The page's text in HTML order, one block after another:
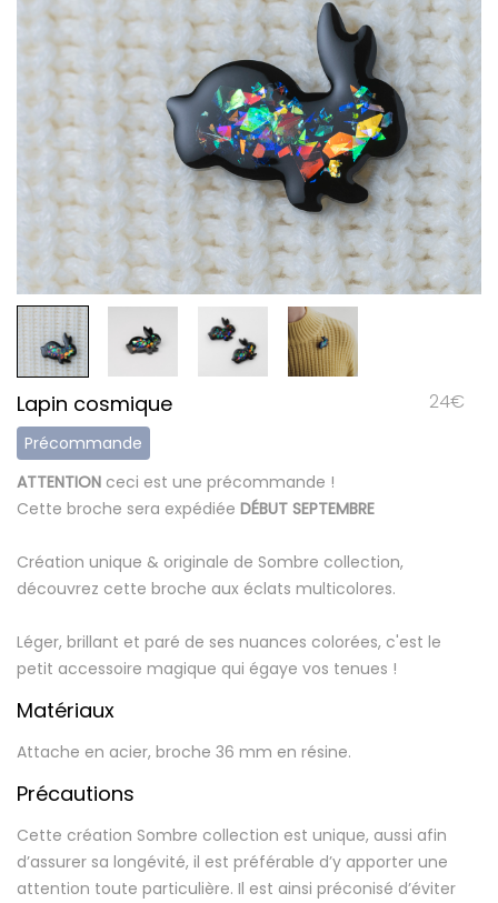
Lapin cosmique 24€
Précommande
ATTENTION ceci est une précommande !
Cette broche sera expédiée DÉBUT SEPTEMBRE
Création unique & originale de Sombre collection,
découvrez cette broche aux éclats multicolores.
Léger, brillant et paré de ses nuances colorées, c'est le
petit accessoire magique qui égaye vos tenues !
Matériaux
Attache en acier, broche 36 mm en résine.
Précautions
Cette création Sombre collection est unique, aussi afin
d’assurer sa longévité, il est préférable d’y apporter une
attention toute particulière. Il est ainsi préconisé d’éviter